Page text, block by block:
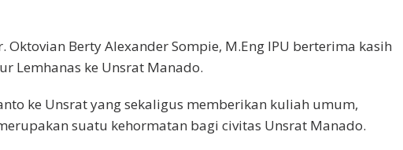
Oktovian Berty Alexander Sompie, M.Eng IPU berterima kasih
Lemhanas ke Unsrat Manado.
ke Unsrat yang sekaligus memberikan kuliah umum,
suatu kehormatan bagi civitas Unsrat Manado.